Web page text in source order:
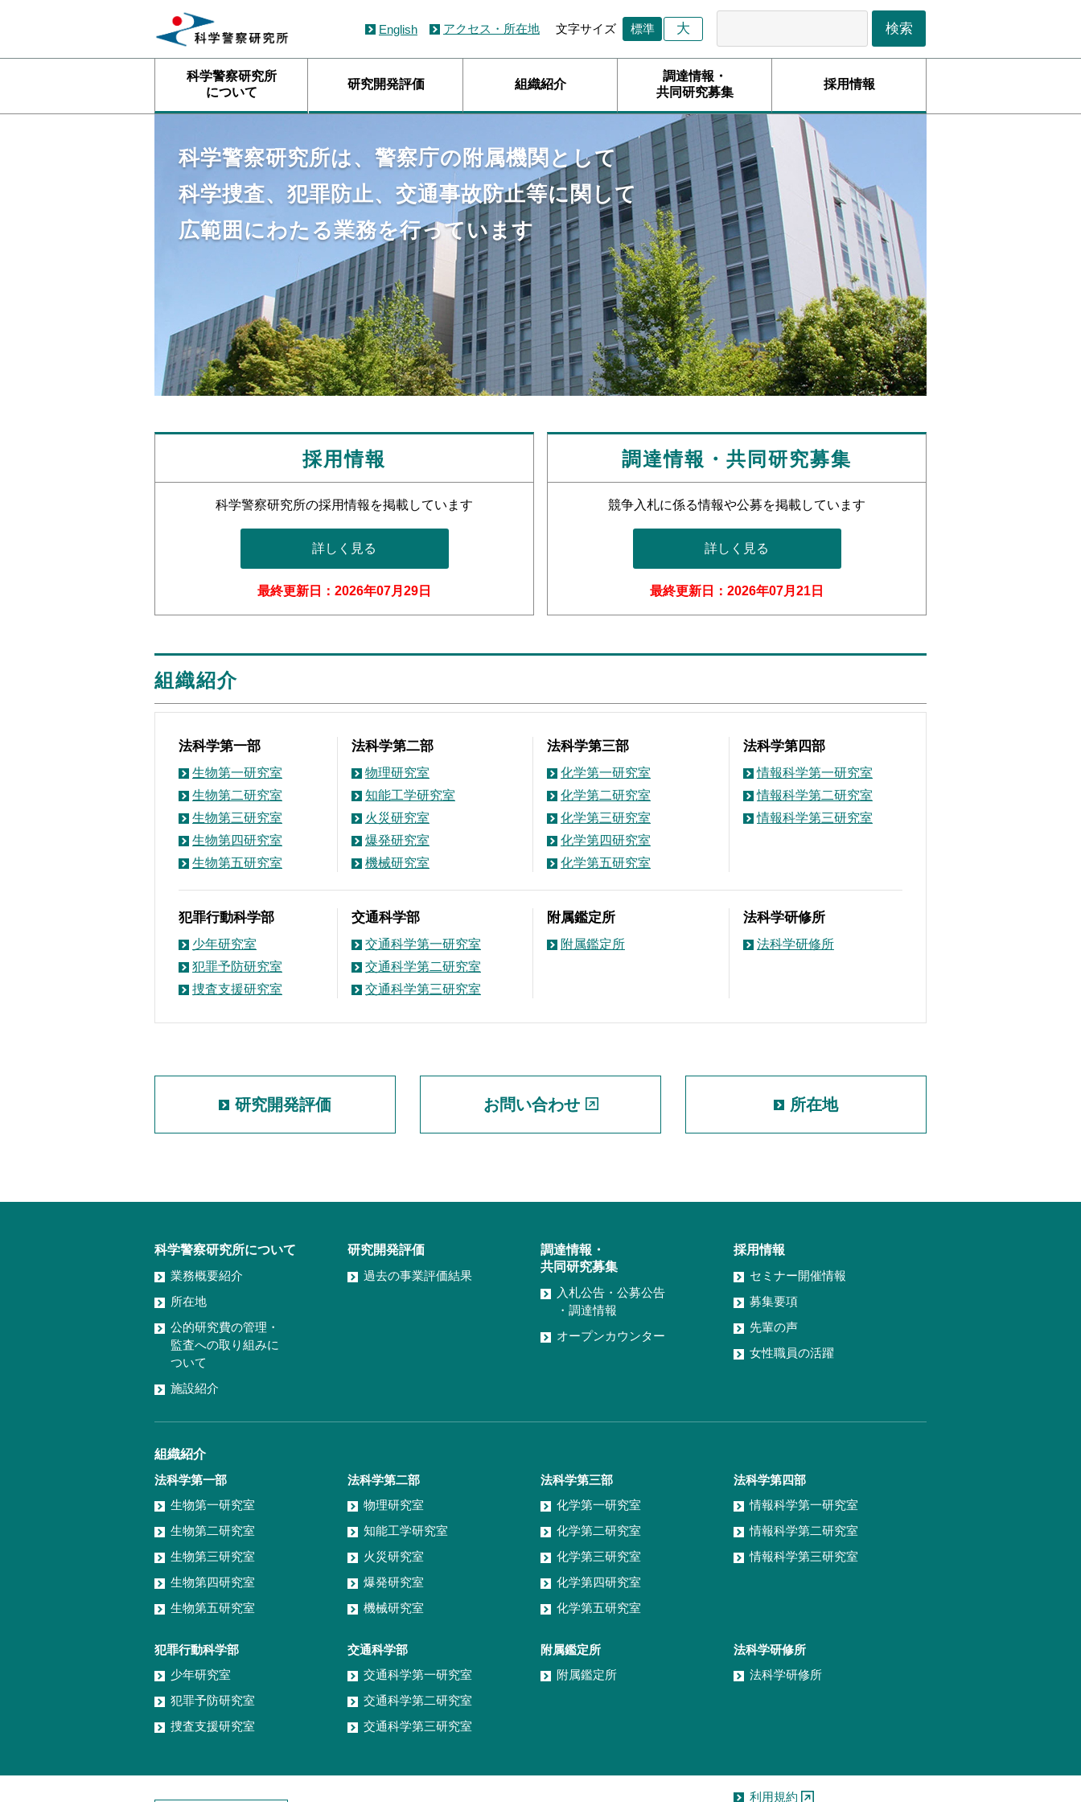
English アクセス・所在地 文字サイズ 標準 大
科学警察研究所
について
研究開発評価 組織紹介
調達情報・
共同研究募集
採用情報
科学警察研究所は、警察庁の附属機関として
科学捜査、犯罪防止、交通事故防止等に関して
広範囲にわたる業務を行っています
採用情報
科学警察研究所の採用情報を掲載しています
詳しく見る
最終更新日：2026年07月29日
調達情報・共同研究募集
競争入札に係る情報や公募を掲載しています
詳しく見る
最終更新日：2026年07月21日
組織紹介
法科学第一部
生物第一研究室
生物第二研究室
生物第三研究室
生物第四研究室
生物第五研究室
法科学第二部
物理研究室
知能工学研究室
火災研究室
爆発研究室
機械研究室
法科学第三部
化学第一研究室
化学第二研究室
化学第三研究室
化学第四研究室
化学第五研究室
法科学第四部
情報科学第一研究室
情報科学第二研究室
情報科学第三研究室
犯罪行動科学部
少年研究室
犯罪予防研究室
捜査支援研究室
交通科学部
交通科学第一研究室
交通科学第二研究室
交通科学第三研究室
附属鑑定所
附属鑑定所
法科学研修所
法科学研修所
研究開発評価 お問い合わせ 所在地
科学警察研究所について
業務概要紹介
所在地
公的研究費の管理・
監査への取り組みに
ついて
施設紹介
研究開発評価
過去の事業評価結果
調達情報・
共同研究募集
入札公告・公募公告
・調達情報
オープンカウンター
採用情報
セミナー開催情報
募集要項
先輩の声
女性職員の活躍
組織紹介
法科学第一部
生物第一研究室
生物第二研究室
生物第三研究室
生物第四研究室
生物第五研究室
法科学第二部
物理研究室
知能工学研究室
火災研究室
爆発研究室
機械研究室
法科学第三部
化学第一研究室
化学第二研究室
化学第三研究室
化学第四研究室
化学第五研究室
法科学第四部
情報科学第一研究室
情報科学第二研究室
情報科学第三研究室
犯罪行動科学部
少年研究室
犯罪予防研究室
捜査支援研究室
交通科学部
交通科学第一研究室
交通科学第二研究室
交通科学第三研究室
附属鑑定所
附属鑑定所
法科学研修所
法科学研修所
利用規約